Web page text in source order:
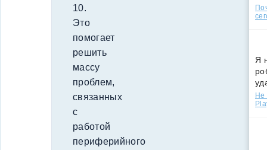
10.
Это
помогает
решить
массу
проблем,
связанных
с
работой
периферийного
Я
Не